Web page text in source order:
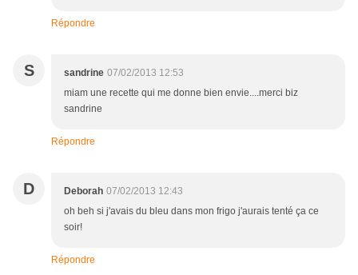
Répondre
S sandrine 07/02/2013 12:53
miam une recette qui me donne bien envie....merci biz
sandrine
Répondre
D Deborah 07/02/2013 12:43
oh beh si j'avais du bleu dans mon frigo j'aurais tenté ça ce
soir!
Répondre